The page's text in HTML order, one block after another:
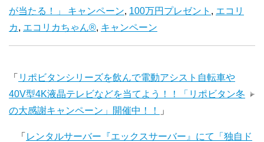
が当たる！」 キャンペーン, 100万円プレゼント , エコリ
カ, エコリカちゃん®, キャンペーン
「 リポビタンシリーズを飲んで電動アシスト自転車や
40V型4K液晶テレビなどを当てよう！！「リポビタン冬
の大感謝キャンペーン」開催中！！
」
「 レンタルサーバー『エックスサーバー』にて「独自ド